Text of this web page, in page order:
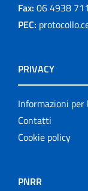
Fax: 06 4938
PEC:
PRIVACY
Informazioni per
Contatti
Cookie policy
PNRR